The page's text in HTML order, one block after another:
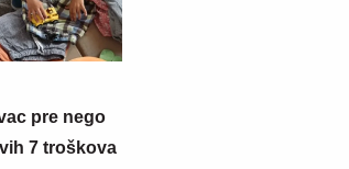
pre nego
7 troškova